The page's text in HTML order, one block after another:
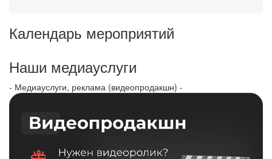
Календарь мероприятий
Наши медиауслуги
- Медиауслуги, реклама (видеопродакшн) -